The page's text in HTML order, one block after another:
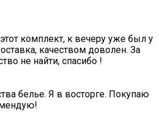
комплект, к вечеру уже был у
качеством доволен. За
не найти, спасибо !
белье. Я в восторге. Покупаю